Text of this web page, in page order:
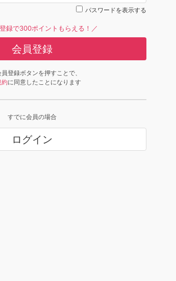
パスワードを表示する
録で300ポイントもらえる！／
会員登録
登録ボタンを押すことで、
約に同意したことになります
すでに会員の場合
ログイン